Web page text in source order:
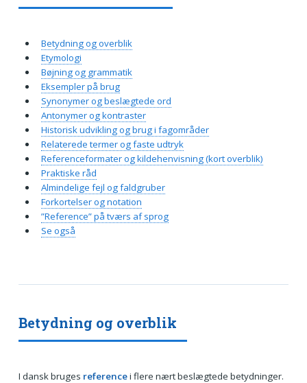
Betydning og overblik
I dansk bruges referencei flere nært beslægtede betydninger.
Betydning og overblik
Etymologi
Bøjning og grammatik
Eksempler på brug
Synonymer og beslægtede ord
Antonymer og kontraster
Historisk udvikling og brug i fagområder
Relaterede termer og faste udtryk
Referenceformater og kildehenvisning (kort overblik)
Praktiske råd
Almindelige fejl og faldgruber
Forkortelser og notation
”Reference” på tværs af sprog
Se også